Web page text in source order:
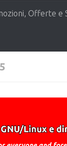
Offerte e